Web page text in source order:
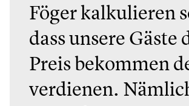
Föger kalkulieren
dass unsere Gäste
Preis bekommen
verdienen.